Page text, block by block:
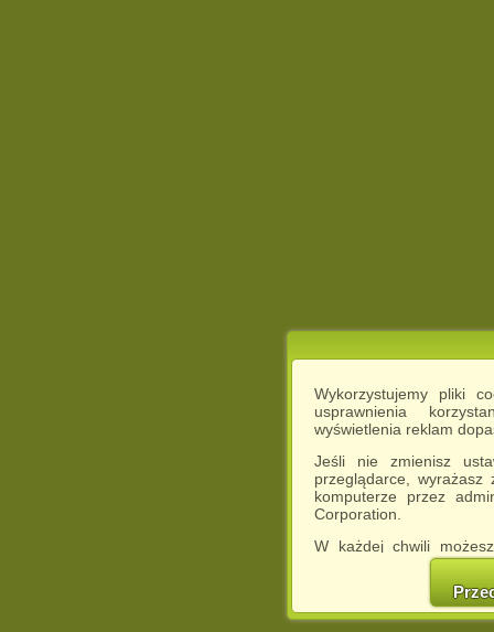
Wykorzystujemy pliki
usprawnienia
wyświetlenia reklam
Jeśli nie zmienisz
przeglądarce,
komputerze przez
Corporation.
W każdej chwili
cookies w swojej
w naszej
http://chomikuj.pl/